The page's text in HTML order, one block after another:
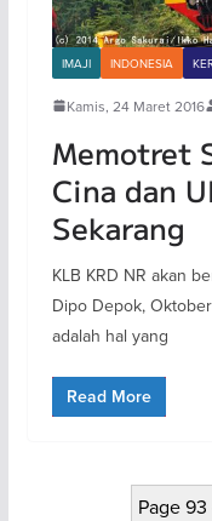
IMAJI INDONESIA
Kamis, 24 Maret 2016
Memotret
Cina dan
Sekarang
KLB KRD NR akan
Dipo Depok,
adalah hal yang
Read More
Page